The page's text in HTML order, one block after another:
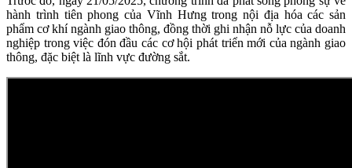
hành trình tiên phong của Vĩnh Hưng trong nội địa hóa các sản
phẩm cơ khí ngành giao thông, đồng thời ghi nhận nỗ lực của doanh
nghiệp trong việc đón đầu các cơ hội phát triển mới của ngành giao
thông, đặc biệt là lĩnh vực đường sắt.